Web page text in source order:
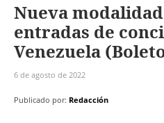
Nueva
entradas de
Venezuela
6 de agosto de 2022
Publicado por: Redacción